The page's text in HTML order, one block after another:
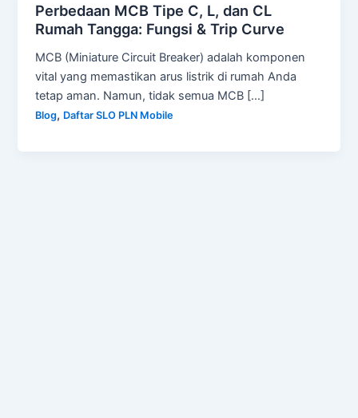
Perbedaan MCB Tipe C, L, dan CL
Rumah Tangga: Fungsi & Trip Curve
MCB (Miniature Circuit Breaker) adalah komponen
vital yang memastikan arus listrik di rumah Anda
tetap aman. Namun, tidak semua MCB […]
Blog, Daftar SLO PLN Mobile